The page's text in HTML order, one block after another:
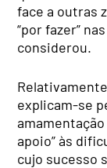
face a outras
“por fazer”
considerou.
explicam-se
apoio” às
cujo sucesso